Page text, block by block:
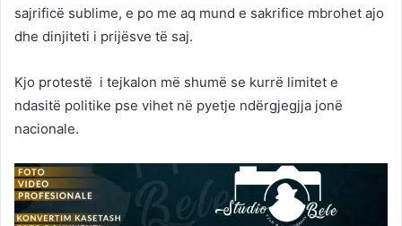
sajrificë sublime, e po me aq mund e sakrifice mbrohet ajo
dhe dinjiteti i prijësve të saj.
Kjo protestë i tejkalon më shumë se kurrë limitet e
ndasitë politike pse vihet në pyetje ndërgjegjja jonë
nacionale.